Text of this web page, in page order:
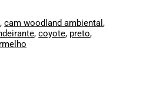
,cam woodland ambiental,
,coyote, preto,